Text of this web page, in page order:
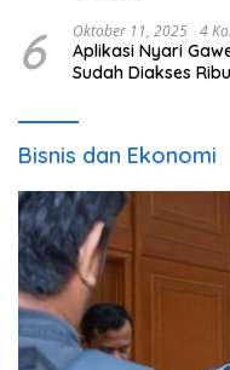
6 Oktober 11, 2025 4
Aplikasi Nyari
Sudah Diakses
Bisnis dan Ekonomi